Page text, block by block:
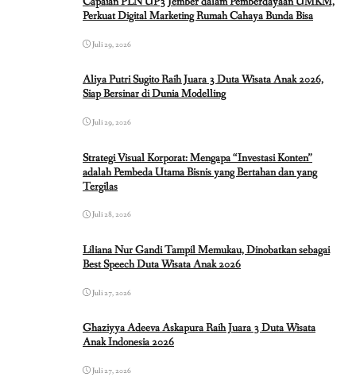
Perkuat Digital Marketing Rumah Cahaya Bunda Bisa
Juli 29, 2026
Aliya Putri Sugito Raih Juara 3 Duta Wisata Anak 2026,
Siap Bersinar di Dunia Modelling
Juli 29, 2026
Strategi Visual Korporat: Mengapa “Investasi Konten”
adalah Pembeda Utama Bisnis yang Bertahan dan yang
Tergilas
Juli 28, 2026
Liliana Nur Gandi Tampil Memukau, Dinobatkan sebagai
Best Speech Duta Wisata Anak 2026
Juli 27, 2026
Ghaziyya Adeeva Askapura Raih Juara 3 Duta Wisata
Anak Indonesia 2026
Juli 27, 2026